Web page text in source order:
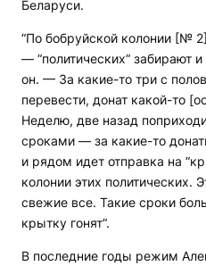
Беларуси.
“По бобруйской колонии [№
— “политических“ забирают
он. — За какие-то три с
перевести, донат какой-то
Неделю, две назад
сроками — за какие-то
и рядом идет отправка на
колонии этих политических.
свежие все. Такие сроки
крытку гонят“.
В последние годы режим